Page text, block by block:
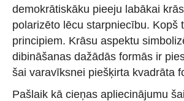
demokrātiskāku pieeju labākai
polarizēto lēcu starpniecību. Kopš
principiem. Krāsu aspektu
dibināšanas dažādās formās ir
šai varavīksnei piešķirta kvadrāta
Pašlaik kā cieņas apliecinājumu